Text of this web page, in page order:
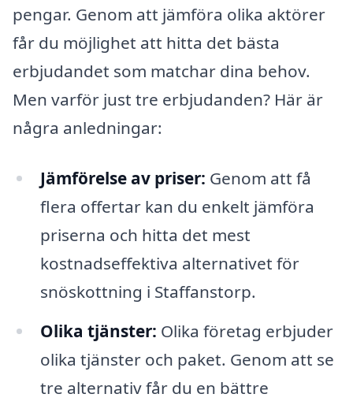
pengar. Genom att jämföra olika aktörer
får du möjlighet att hitta det bästa
erbjudandet som matchar dina behov.
Men varför just tre erbjudanden? Här är
några anledningar:
Jämförelse av priser: Genom att få
flera offertar kan du enkelt jämföra
priserna och hitta det mest
kostnadseffektiva alternativet för
snöskottning i Staffanstorp.
Olika tjänster: Olika företag erbjuder
olika tjänster och paket. Genom att se
tre alternativ får du en bättre